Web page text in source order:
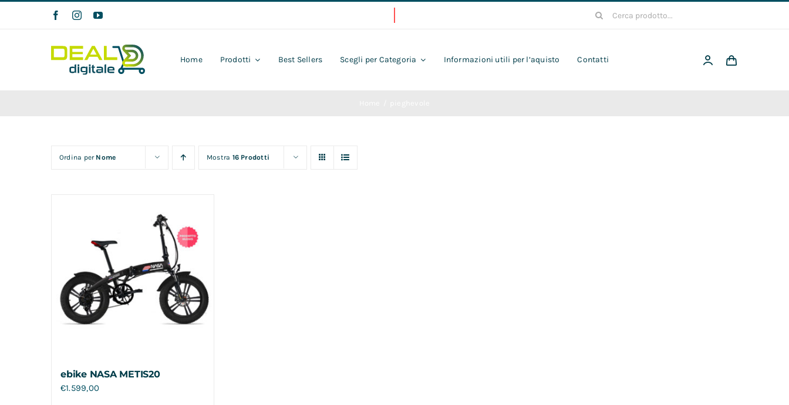
Cerca
Home Prodotti Best Sellers Scegli per Categoria Informazioni utili per l’aquisto Contatti
Ordina per Nome Mostra 16 Prodotti
ebike NASA METIS20
€1.599,00